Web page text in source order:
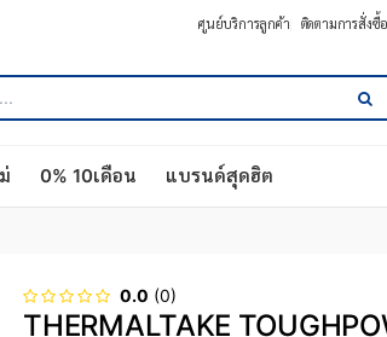
ศูนย์บริการลูกค้า ติดตามการสั่งซื้
0% 10เดือน แบรนด์สุดฮิต
0.0 (0)
THERMALTAKE